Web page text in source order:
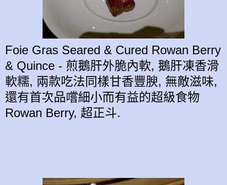
Foie Gras Seared & Cured Rowan Berry
& Quince - 煎鵝肝外脆內軟, 鵝肝凍香滑
軟糯, 兩款吃法同樣甘香豐腴, 無敵滋味,
還有首次品嚐細小而有益的超級食物
Rowan Berry, 超正斗.